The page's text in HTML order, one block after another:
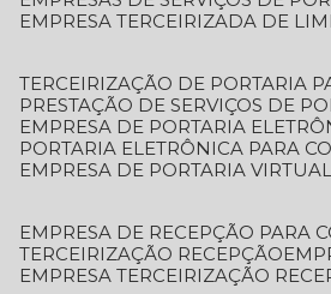
EMPRESA TERCEIRIZADA DE
TERCEIRIZAÇÃO DE PORTARIA
PRESTAÇÃO DE SERVIÇOS DE
EMPRESA DE PORTARIA
PORTARIA ELETRÔNICA PARA
EMPRESA DE PORTARIA VIRTUAL
EMPRESA DE RECEPÇÃO PARA
TERCEIRIZAÇÃO RECEPÇÃO
EMPRESA TERCEIRIZAÇÃO